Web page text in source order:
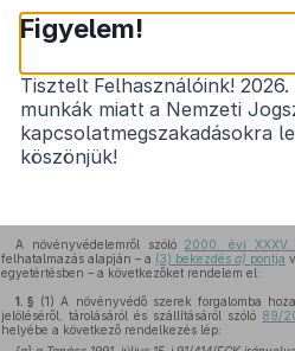
40/
a növényvédő
engedélyezéséről,
tárolásáról és
A növényvédelemről szóló 2000. évi
felhatalmazás alapján – a (3) bekezdés a) pontja
egyetértésben – a következőket rendelem el:
1. § (1) A növényvédő szerek forgalomba
jelöléséről, tárolásáról és szállításáról szóló 89/
helyébe a következő rendelkezés lép:
Figyelem!
Tisztelt Felhasználóink!
munkák miatt a Nemzeti
kapcsolatmegszakadásokra
köszönjük!